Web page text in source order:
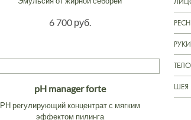
6 700 руб.
pH manager forte
РН регулирующий концентрат с мягким
эффектом пилинга
ШЕЯ